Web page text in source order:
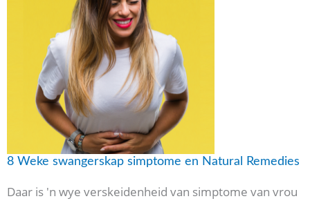
8 Weke swangerskap simptome en Natural Remedies
Daar is 'n wye verskeidenheid van simptome van vrou